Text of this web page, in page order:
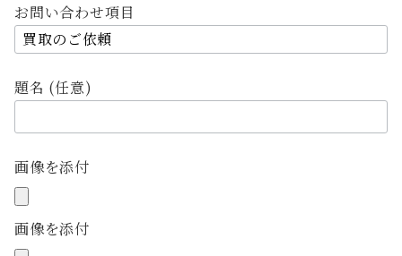
お問い合わせ項目
題名 (任意)
画像を添付
画像を添付